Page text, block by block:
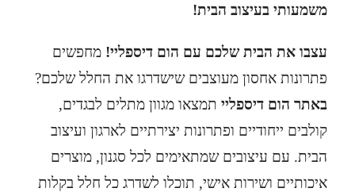
משמעותי בעיצוב הבית!
עצבו את הבית שלכם עם הום דיספליי! מחפשים
פתרונות אחסון מעוצבים שישדרגו את החלל שלכם?
באתר הום דיספליי תמצאו מגוון מתלים לבגדים,
קולבים ייחודיים ופתרונות יצירתיים לארגון ועיצוב
הבית. עם עיצובים שמתאימים לכל סגנון, מוצרים
איכותיים ושירות אישי, תוכלו לשדרג כל חלל בקלות